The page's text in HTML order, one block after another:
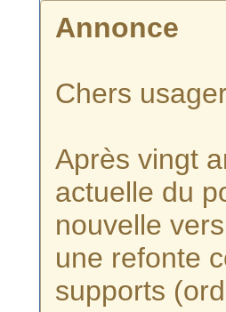
Annonce
Chers
Après vingt
actuelle du
nouvelle
une refonte
supports